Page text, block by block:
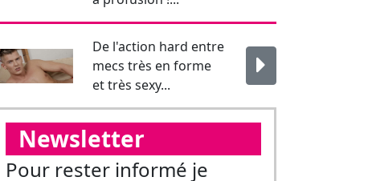
Pour rester informé je
m'abonne !
J'affirme être majeur.
Envoyer